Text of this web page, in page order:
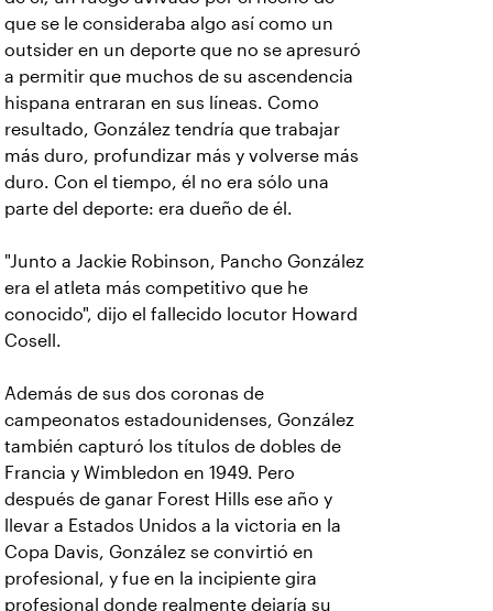
que se le consideraba algo así como un
outsider en un deporte que no se apresuró
a permitir que muchos de su ascendencia
hispana entraran en sus líneas. Como
resultado, González tendría que trabajar
más duro, profundizar más y volverse más
duro. Con el tiempo, él no era sólo una
parte del deporte: era dueño de él.
"Junto a Jackie Robinson, Pancho González
era el atleta más competitivo que he
conocido", dijo el fallecido locutor Howard
Cosell.
Además de sus dos coronas de
campeonatos estadounidenses, González
también capturó los títulos de dobles de
Francia y Wimbledon en 1949. Pero
después de ganar Forest Hills ese año y
llevar a Estados Unidos a la victoria en la
Copa Davis, González se convirtió en
profesional, y fue en la incipiente gira
profesional donde realmente dejaría su